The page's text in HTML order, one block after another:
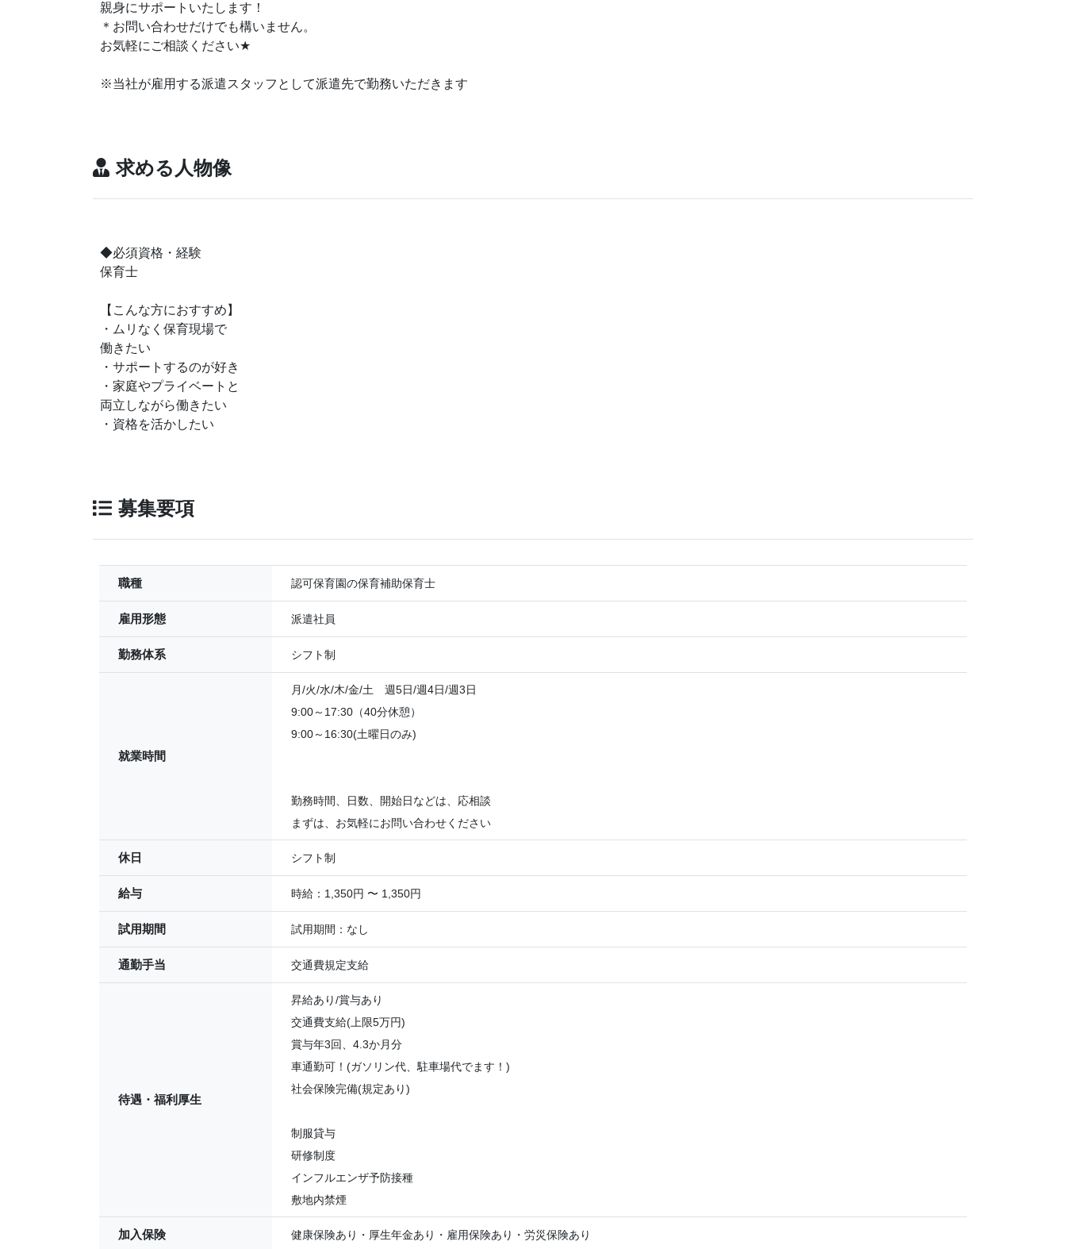
親身にサポートいたします！
＊お問い合わせだけでも構いません。
お気軽にご相談ください★
※当社が雇用する派遣スタッフとして派遣先で勤務いただきます
求める人物像
◆必須資格・経験
保育士
【こんな方におすすめ】
・ムリなく保育現場で
働きたい
・サポートするのが好き
・家庭やプライベートと
両立しながら働きたい
・資格を活かしたい
募集要項
職種 認可保育園の保育補助保育士
雇用形態 派遣社員
勤務体系 シフト制
就業時間
月/火/水/木/金/土 週5日/週4日/週3日
9:00～17:30（40分休憩）
9:00～16:30(土曜日のみ)
勤務時間、日数、開始日などは、応相談
まずは、お気軽にお問い合わせください
休日 シフト制
給与 時給：1,350円 〜 1,350円
試用期間 試用期間：なし
通勤手当 交通費規定支給
待遇・福利厚生
昇給あり/賞与あり
交通費支給(上限5万円)
賞与年3回、4.3か月分
車通勤可！(ガソリン代、駐車場代でます！)
社会保険完備(規定あり)
制服貸与
研修制度
インフルエンザ予防接種
敷地内禁煙
加入保険 健康保険あり・厚生年金あり・雇用保険あり・労災保険あり